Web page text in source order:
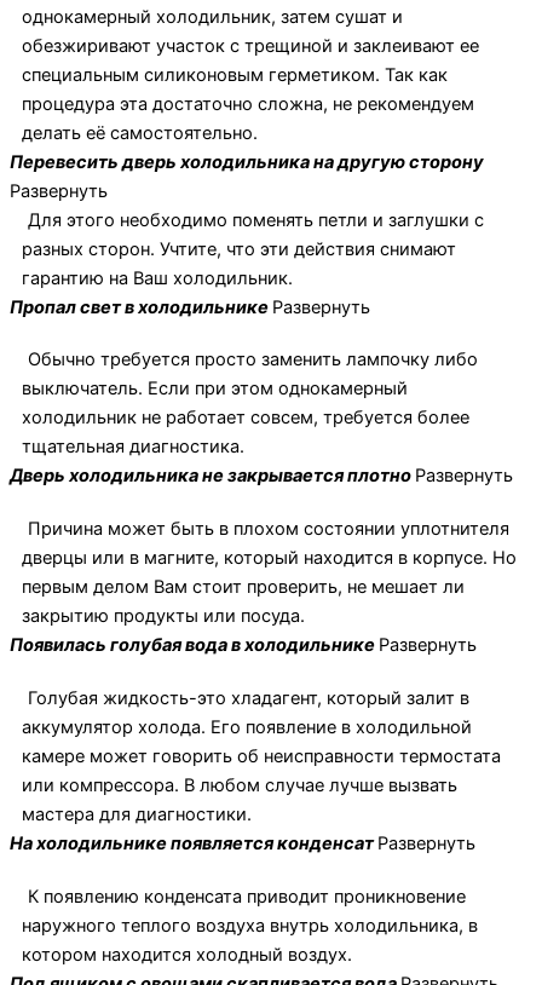
однокамерный холодильник, затем сушат и
обезжиривают участок с трещиной и заклеивают ее
специальным силиконовым герметиком. Так как
процедура эта достаточно сложна, не рекомендуем
делать её самостоятельно.
Перевесить дверь холодильника на другую сторону
Развернуть
Для этого необходимо поменять петли и заглушки с
разных сторон. Учтите, что эти действия снимают
гарантию на Ваш холодильник.
Пропал свет в холодильнике Развернуть
Обычно требуется просто заменить лампочку либо
выключатель. Если при этом однокамерный
холодильник не работает совсем, требуется более
тщательная диагностика.
Дверь холодильника не закрывается плотно Развернуть
Причина может быть в плохом состоянии уплотнителя
дверцы или в магните, который находится в корпусе. Но
первым делом Вам стоит проверить, не мешает ли
закрытию продукты или посуда.
Появилась голубая вода в холодильнике Развернуть
Голубая жидкость-это хладагент, который залит в
аккумулятор холода. Его появление в холодильной
камере может говорить об неисправности термостата
или компрессора. В любом случае лучше вызвать
мастера для диагностики.
На холодильнике появляется конденсатРазвернуть
К появлению конденсата приводит проникновение
наружного теплого воздуха внутрь холодильника, в
котором находится холодный воздух.